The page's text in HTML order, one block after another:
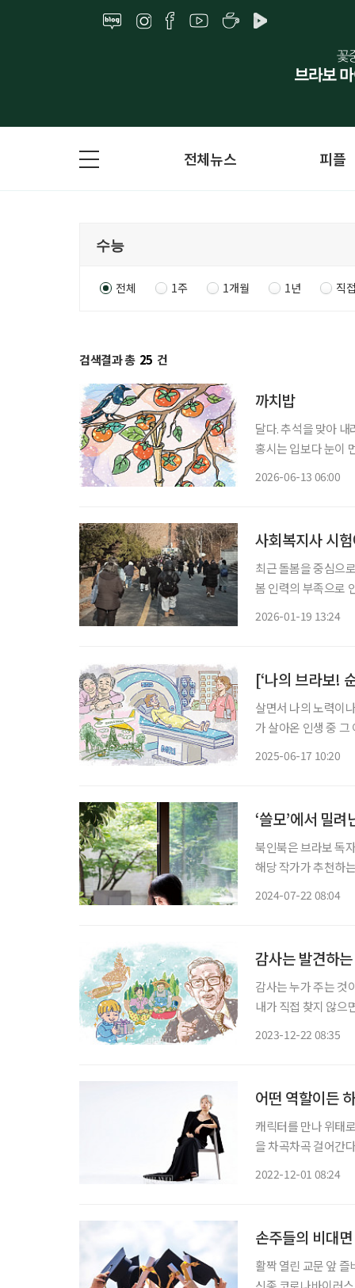
전체뉴스 피플
전체 1주 1개월 1년 직
검색결과 총 25 건
까치밥
달다. 추석을 맞아
홍시는 입보다 눈이
2026-06-13 06:00
사회복지사 시
최근 돌봄을 중심으
봄 인력의 부족으로
2026-01-19 13:24
[‘나의 브라보!
살면서 나의 노력이나 의
가 살아온 인생 중
2025-06-17 10:20
‘쓸모’에서 밀
북인북은 브라보 독
해당 작가가 추천하
2024-07-22 08:04
감사는 발견하
감사는 누가 주는 것
내가 직접 찾지 않으
2023-12-22 08:35
어떤 역할이든
캐릭터를 만나 위태
을 차곡차곡 걸어간
2022-12-01 08:24
손주들의 비대
활짝 열린 교문 앞